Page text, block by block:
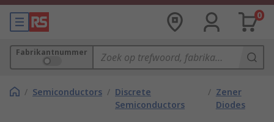
0
Fabrikantnummer
/ Semiconductors / Discrete
Semiconductors
/ Zener
Diodes